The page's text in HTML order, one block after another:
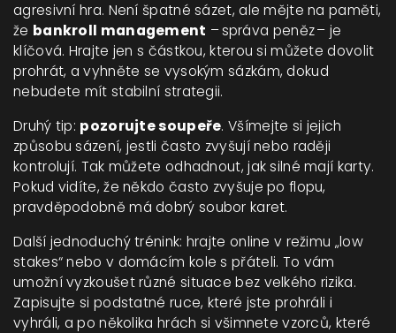
agresivní hra. Není špatné sázet, ale mějte na paměti,
že bankroll management – správa peněz – je
klíčová. Hrajte jen s částkou, kterou si můžete dovolit
prohrát, a vyhněte se vysokým sázkám, dokud
nebudete mít stabilní strategii.
Druhý tip: pozorujte soupeře. Všímejte si jejich
způsobu sázení, jestli často zvyšují nebo raději
kontrolují. Tak můžete odhadnout, jak silné mají karty.
Pokud vidíte, že někdo často zvyšuje po flopu,
pravděpodobně má dobrý soubor karet.
Další jednoduchý trénink: hrajte online v režimu „low
stakes“ nebo v domácím kole s přáteli. To vám
umožní vyzkoušet různé situace bez velkého rizika.
Zapisujte si podstatné ruce, které jste prohráli i
vyhráli, a po několika hrách si všimnete vzorců, které